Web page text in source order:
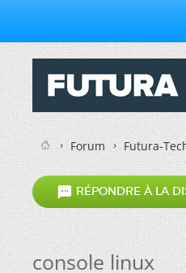
Forum Futura-
 RÉPONDRE À LA
console linux